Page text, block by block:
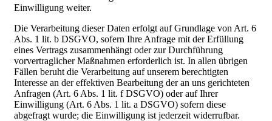
Einwilligung weiter.
Die Verarbeitung dieser Daten erfolgt auf Grundlage von Art. 6
Abs. 1 lit. b DSGVO, sofern Ihre Anfrage mit der Erfüllung
eines Vertrags zusammenhängt oder zur Durchführung
vorvertraglicher Maßnahmen erforderlich ist. In allen übrigen
Fällen beruht die Verarbeitung auf unserem berechtigten
Interesse an der effektiven Bearbeitung der an uns gerichteten
Anfragen (Art. 6 Abs. 1 lit. f DSGVO) oder auf Ihrer
Einwilligung (Art. 6 Abs. 1 lit. a DSGVO) sofern diese
abgefragt wurde; die Einwilligung ist jederzeit widerrufbar.